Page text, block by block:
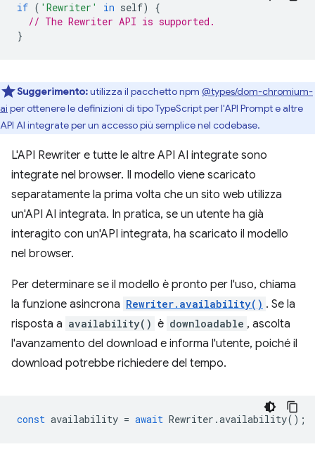
if ( 'Rewriter' in self)
{
// The Rewriter API is supported.
}
Suggerimento:utilizza il pacchetto npm @types/dom-chromium-
ai per ottenere le definizioni di tipo TypeScript per l'API Prompt e altre
API AI integrate per un accesso più semplice nel codebase.
L'API Rewriter e tutte le altre API AI integrate sono
integrate nel browser. Il modello viene scaricato
separatamente la prima volta che un sito web utilizza
un'API AI integrata. In pratica, se un utente ha già
interagito con un'API integrata, ha scaricato il modello
nel browser.
Per determinare se il modello è pronto per l'uso, chiama
la funzione asincrona Rewriter.availability() . Se la
risposta a availability() è downloadable , ascolta
l'avanzamento del download e informa l'utente, poiché il
download potrebbe richiedere del tempo.
const availability = await Rewriter .availability();